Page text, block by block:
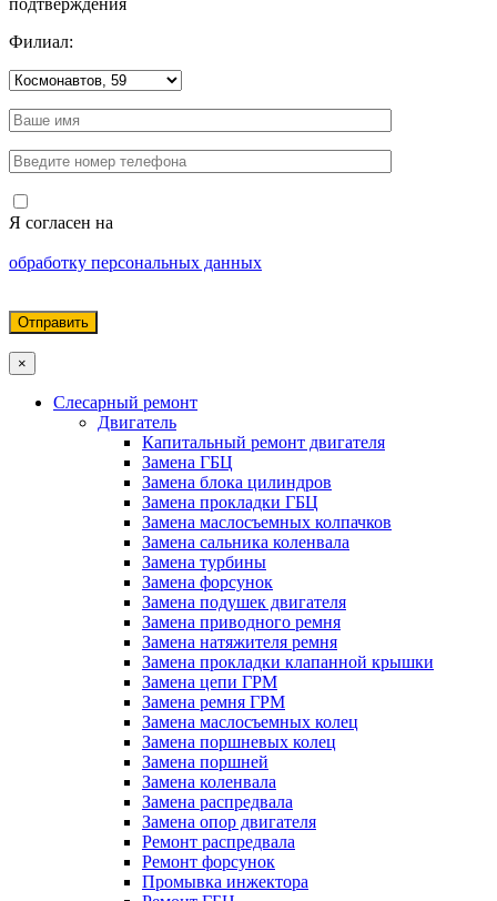
подтверждения
Филиал:
Я согласен на
обработку персональных данных
×
Слесарный ремонт
Двигатель
Капитальный ремонт двигателя
Замена ГБЦ
Замена блока цилиндров
Замена прокладки ГБЦ
Замена маслосъемных колпачков
Замена сальника коленвала
Замена турбины
Замена форсунок
Замена подушек двигателя
Замена приводного ремня
Замена натяжителя ремня
Замена прокладки клапанной крышки
Замена цепи ГРМ
Замена ремня ГРМ
Замена маслосъемных колец
Замена поршневых колец
Замена поршней
Замена коленвала
Замена распредвала
Замена опор двигателя
Ремонт распредвала
Ремонт форсунок
Промывка инжектора